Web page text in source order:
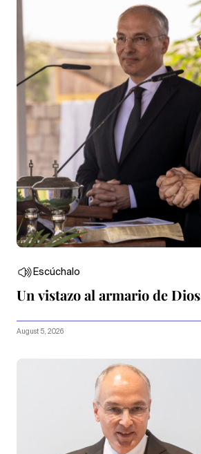
Escúchalo
Un vistazo al armario de Dios
August 5, 2026